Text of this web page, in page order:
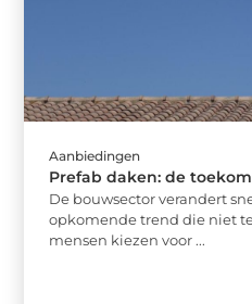
Aanbiedingen
Prefab daken: de
De bouwsector verandert
opkomende trend die niet
mensen kiezen voor ...